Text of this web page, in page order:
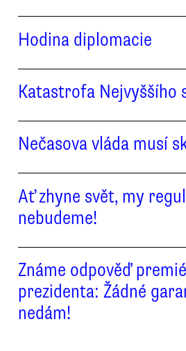
Hodina diplomacie
Katastrofa Nejvyššího
Nečasova vláda musí
Ať zhyne svět, my
nebudeme!
Známe odpověď
prezidenta: Žádné
nedám!